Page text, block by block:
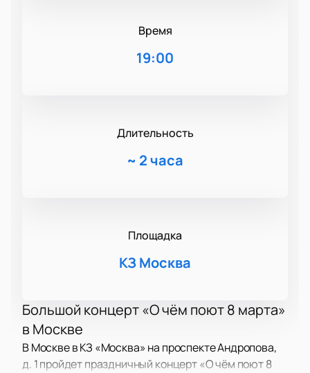
Время
19:00
Длительность
~ 2 часа
Площадка
КЗ Москва
Большой концерт «О чём поют 8 марта»
в Москве
В Москве в КЗ «Москва» на проспекте Андропова,
д. 1 пройдет праздничный концерт «О чём поют 8